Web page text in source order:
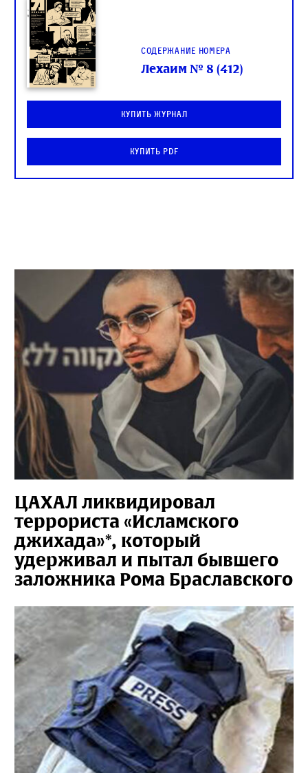
Содержание номера
Лехаим № 8 (412)
Купить журнал
Купить PDF
ЦАХАЛ ликвидировал
террориста «Исламского
джихада»*, который
удерживал и пытал бывшего
заложника Рома Браславского